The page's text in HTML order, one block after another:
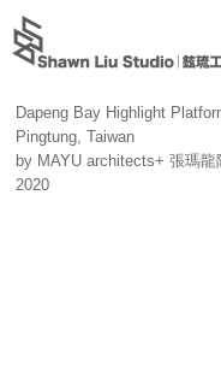
Dapeng Bay Highlight
Pingtung, Taiwan
by MAYU architects+ 張瑪
2020